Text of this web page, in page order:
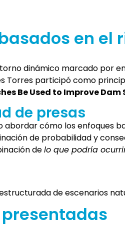
en
dinámico marcado por
Torres participó como
Be Used to Improve
de presas
abordar cómo los enfoques
de probabilidad y
delo que podría
de escenarios